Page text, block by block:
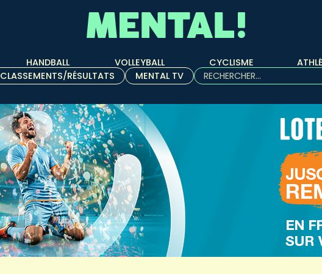
HANDBALL VOLLEYBALL CYCLISME
CLASSEMENTS/RÉSULTATS
MENTAL TV
Rechercher :